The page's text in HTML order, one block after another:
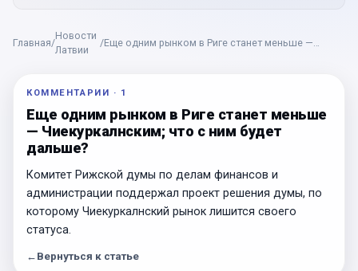
Главная/
Новости
Латвии
/Еще одним рынком в Риге станет меньше —
КОММЕНТАРИИ · 1
Еще одним рынком в Риге станет меньше
— Чиекуркалнским; что с ним будет
дальше?
Комитет Рижской думы по делам финансов и
администрации поддержал проект решения думы, по
которому Чиекуркалнский рынок лишится своего
статуса.
← Вернуться к статье